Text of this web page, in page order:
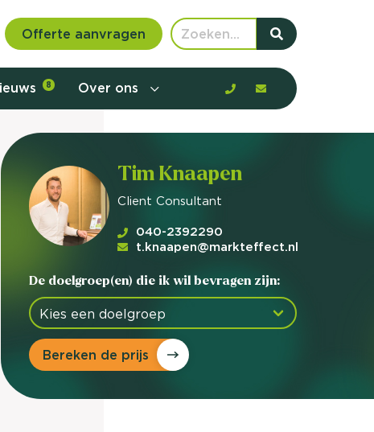
Offerte aanvragen
communicatie en aanbod door de
de barrières en gedrag in kaart te
hoe?
8 Over ons
Tim Knaapen
Client Consultant
040-2392290
t.knaapen@markteffect.nl
De doelgroep(en) die ik wil bevragen zijn:
Bereken de prijs